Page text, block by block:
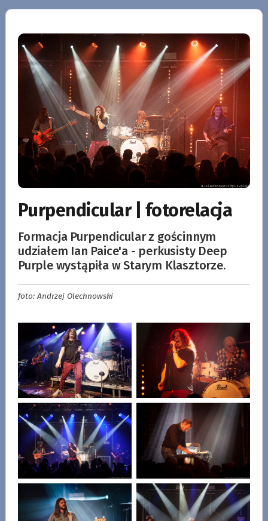
Purpendicular | fotorelacja
Formacja Purpendicular z gościnnym
udziałem Ian Paice'a - perkusisty Deep
Purple wystąpiła w Starym Klasztorze.
foto: Andrzej Olechnowski